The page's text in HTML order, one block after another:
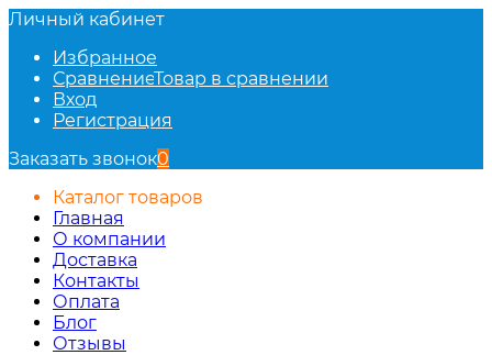
Личный кабинет
Избранное
СравнениеТовар в сравнении
Вход
Регистрация
Заказать звонок0
Каталог товаров
Главная
О компании
Доставка
Контакты
Оплата
Блог
Отзывы